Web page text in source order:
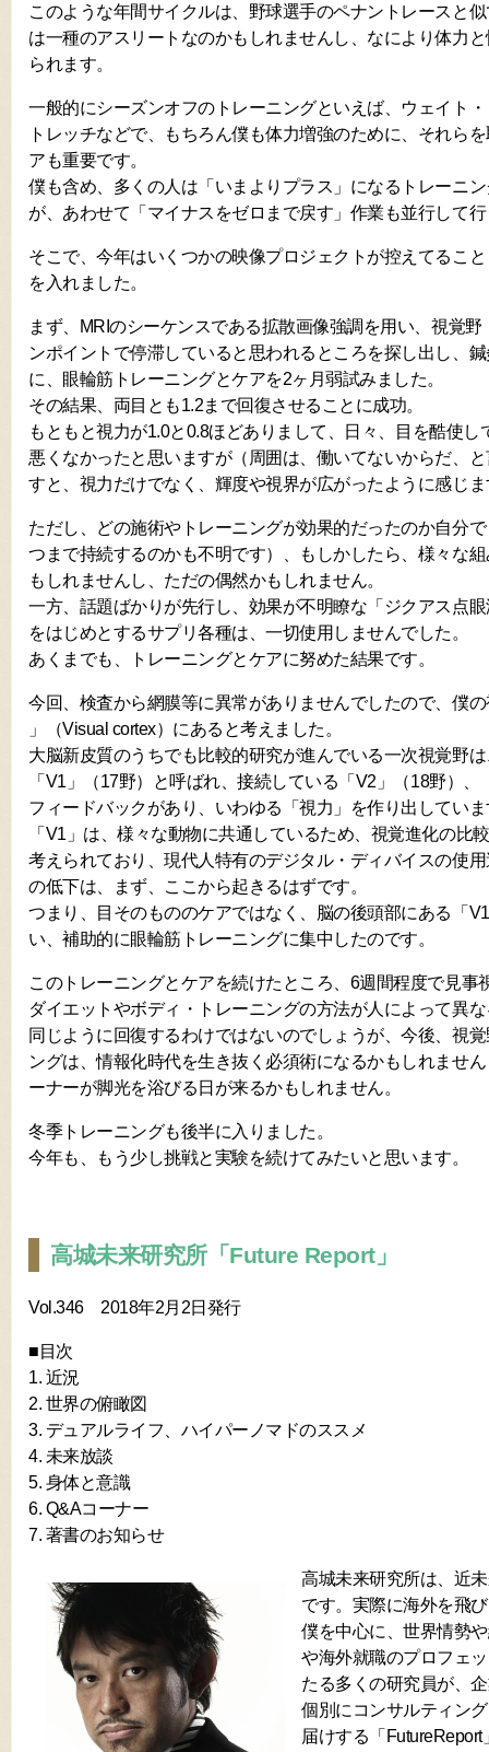
このような年間サイクルは、野球選手のペナントレースと
は一種のアスリートなのかもしれませんし、なにより体力
られます。
一般的にシーズンオフのトレーニングといえば、ウェイト
トレッチなどで、もちろん僕も体力増強のために、それら
アも重要です。
僕も含め、多くの人は「いまよりプラス」になるトレーニ
が、あわせて「マイナスをゼロまで戻す」作業も並行して
そこで、今年はいくつかの映像プロジェクトが控えてるこ
を入れました。
まず、MRIのシーケンスである拡散画像強調を用い、視覚
ンポイントで停滞していると思われるところを探し出し、
に、眼輪筋トレーニングとケアを2ヶ月弱試みました。
その結果、両目とも1.2まで回復させることに成功。
もともと視力が1.0と0.8ほどありまして、日々、目を酷使
悪くなかったと思いますが（周囲は、働いてないからだ、
すと、視力だけでなく、輝度や視界が広がったように感じ
ただし、どの施術やトレーニングが効果的だったのか自分
つまで持続するのかも不明です）、もしかしたら、様々な
もしれませんし、ただの偶然かもしれません。
一方、話題ばかりが先行し、効果が不明瞭な「ジクアス点
をはじめとするサプリ各種は、一切使用しませんでした。
あくまでも、トレーニングとケアに努めた結果です。
今回、検査から網膜等に異常がありませんでしたので、僕
」（Visual cortex）にあると考えました。
大脳新皮質のうちでも比較的研究が進んでいる一次視覚野
「V1」（17野）と呼ばれ、接続している「V2」（18野）
フィードバックがあり、いわゆる「視力」を作り出してい
「V1」は、様々な動物に共通しているため、視覚進化の比
考えられており、現代人特有のデジタル・ディバイスの使
の低下は、まず、ここから起きるはずです。
つまり、目そのもののケアではなく、脳の後頭部にある「
い、補助的に眼輪筋トレーニングに集中したのです。
このトレーニングとケアを続けたところ、6週間程度で見事
ダイエットやボディ・トレーニングの方法が人によって異
同じように回復するわけではないのでしょうが、今後、視
ングは、情報化時代を生き抜く必須術になるかもしれませ
ーナーが脚光を浴びる日が来るかもしれません。
冬季トレーニングも後半に入りました。
今年も、もう少し挑戦と実験を続けてみたいと思います。
高城未来研究所「Future Report」
Vol.346 2018年2月2日発行
■目次
1. 近況
2. 世界の俯瞰図
3. デュアルライフ、ハイパーノマドのススメ
4. 未来放談
5. 身体と意識
6. Q&Aコーナー
7. 著書のお知らせ
高城未来研究所は、近
です。実際に海外を飛
僕を中心に、世界情勢
や海外就職のプロフェ
たる多くの研究員が、
個別にコンサルティン
届けする「